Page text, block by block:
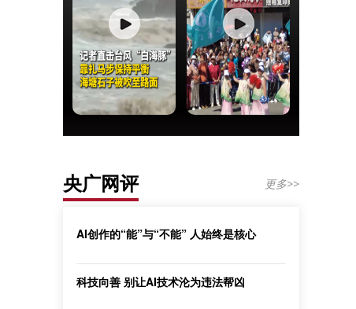
央广网评 更多>>
AI创作的“能”与“不能” 人始终是核心
科技向善 别让AI技术沦为违法帮凶